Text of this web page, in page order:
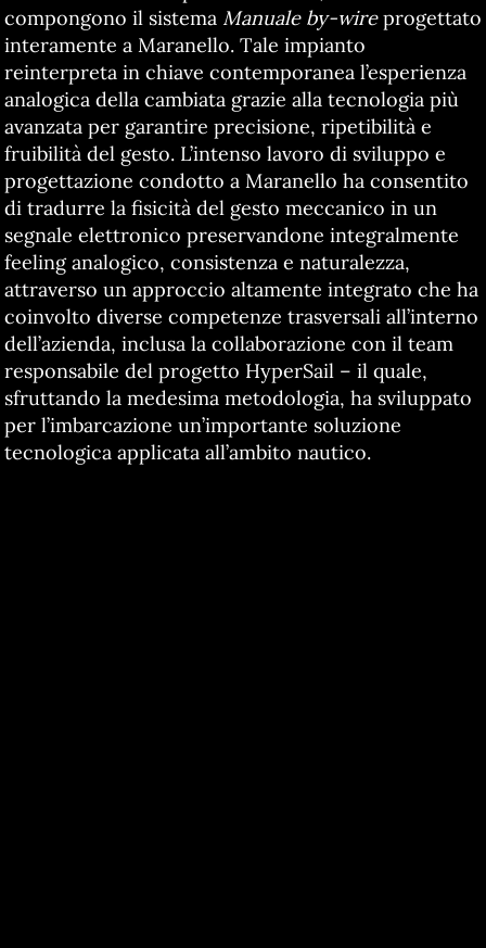
compongono il sistema Manuale by-wireprogettato
interamente a Maranello. Tale impianto
reinterpreta in chiave contemporanea l’esperienza
analogica della cambiata grazie alla tecnologia più
avanzata per garantire precisione, ripetibilità e
fruibilità del gesto. L’intenso lavoro di sviluppo e
progettazione condotto a Maranello ha consentito
di tradurre la fisicità del gesto meccanico in un
segnale elettronico preservandone integralmente
feeling analogico, consistenza e naturalezza,
attraverso un approccio altamente integrato che ha
coinvolto diverse competenze trasversali all’interno
dell’azienda, inclusa la collaborazione con il team
responsabile del progetto HyperSail – il quale,
sfruttando la medesima metodologia, ha sviluppato
per l’imbarcazione un’importante soluzione
tecnologica applicata all’ambito nautico.